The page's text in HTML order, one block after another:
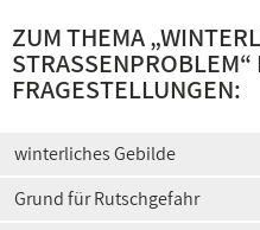
ZUM THEMA „
STRASSENPROBLEM “
FRAGESTELLUNGEN:
winterliches Gebilde
Grund für Rutschgefahr